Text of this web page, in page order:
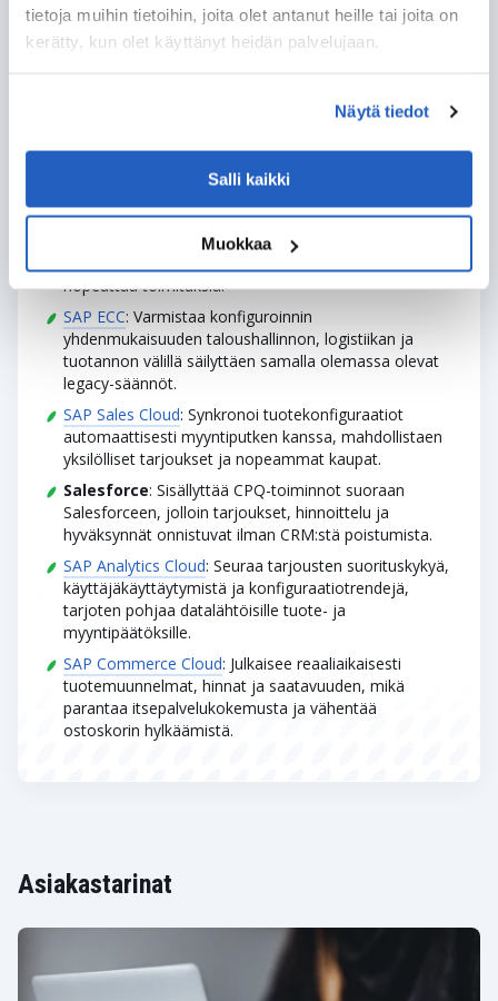
tietoja muihin tietoihin, joita olet antanut heille tai joita on
kerätty, kun olet käyttänyt heidän palvelujaan.
Näytä tiedot
Salli kaikki
Muokkaa
Yhdistettävyys SAP-ekosysteemin
sisällä
myynnin, operatiiviset prosessit ja asiakaskokemuksen
commerce- ja BI-ratkaisujen kanssa.
SAP S/4HANA: Yhdistää CPQ:n
tuotannonsuunnitteluun, materiaalien hallintaan ja
nopeuttaa toimituksia.
SAP ECC: Varmistaa konfiguroinnin
yhdenmukaisuuden taloushallinnon, logistiikan ja
tuotannon välillä säilyttäen samalla olemassa olevat
legacy-säännöt.
SAP Sales Cloud: Synkronoi tuotekonfiguraatiot
automaattisesti myyntiputken kanssa, mahdollistaen
yksilölliset tarjoukset ja nopeammat kaupat.
Salesforce: Sisällyttää CPQ-toiminnot suoraan
Salesforceen, jolloin tarjoukset, hinnoittelu ja
hyväksynnät onnistuvat ilman CRM:stä poistumista.
SAP Analytics Cloud: Seuraa tarjousten suorituskykyä,
käyttäjäkäyttäytymistä ja konfiguraatiotrendejä,
tarjoten pohjaa datalähtöisille tuote- ja
myyntipäätöksille.
SAP Commerce Cloud: Julkaisee reaaliaikaisesti
tuotemuunnelmat, hinnat ja saatavuuden, mikä
parantaa itsepalvelukokemusta ja vähentää
ostoskorin hylkäämistä.
Asiakastarinat